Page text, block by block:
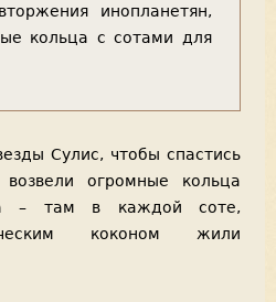
инопланетян,
кольца с сотами для
Сулис, чтобы спастись
огромные кольца
– там в каждой соте,
коконом жили